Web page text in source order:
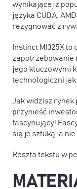
wynikającej z
języka CUDA,
rezygnować z
Instinct MI325X
zapotrzebowanie
jego kluczowymi
technologiczni jak
Jak widzisz rynek
przynieść
fascynujący!
się je sztuką, a
Reszta tekstu w